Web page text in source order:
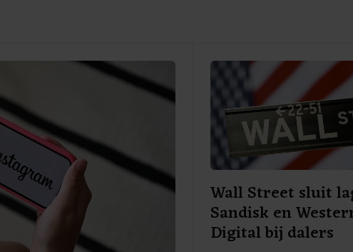
Wall Street sluit
Sandisk en
Digital bij dalers